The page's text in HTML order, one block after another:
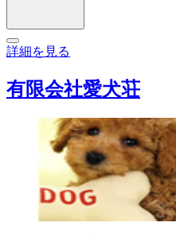
詳細を見る
有限会社愛犬荘